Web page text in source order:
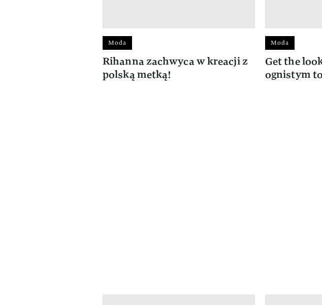
Moda
Rihanna zachwyca w kreacji z
polską metką!
Moda
Get the
ognistym